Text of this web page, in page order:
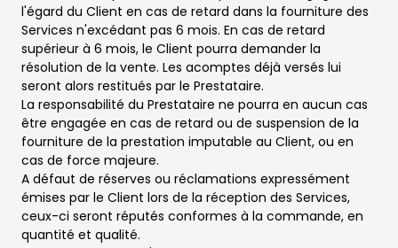
l'égard du Client en cas de retard dans la fourniture des
Services n'excédant pas 6 mois. En cas de retard
supérieur à 6 mois, le Client pourra demander la
résolution de la vente. Les acomptes déjà versés lui
seront alors restitués par le Prestataire.
La responsabilité du Prestataire ne pourra en aucun cas
être engagée en cas de retard ou de suspension de la
fourniture de la prestation imputable au Client, ou en
cas de force majeure.
A défaut de réserves ou réclamations expressément
émises par le Client lors de la réception des Services,
ceux-ci seront réputés conformes à la commande, en
quantité et qualité.